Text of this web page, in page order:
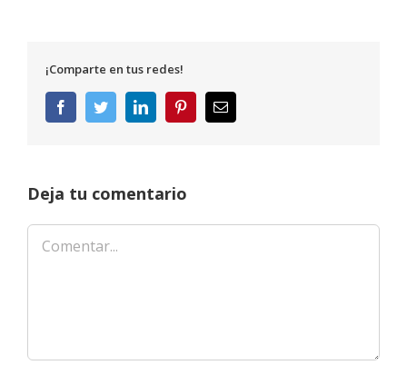
¡Comparte en tus redes!
FacebookTwitterLinkedInPinterestCorreo
electrónico
Deja tu comentario
Comentar